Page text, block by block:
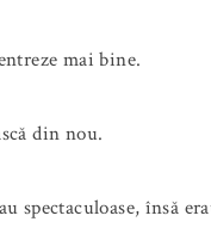
mai bine.
din nou.
spectaculoase, însă